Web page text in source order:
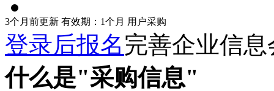
3个月前更新 有效期：1个月 用户采购
登录后报名完善企业信
什么是"采购信息"